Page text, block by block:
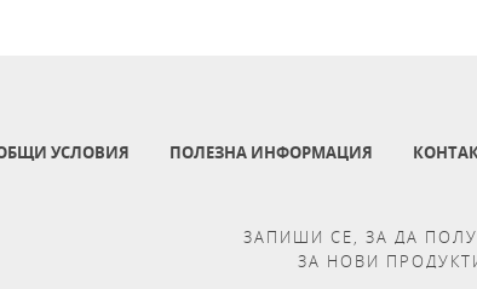
УСЛОВИЯ ПОЛЕЗНА ИНФОРМАЦИЯ
ЗАПИШИ СЕ, ЗА ДА
ЗА НОВИ